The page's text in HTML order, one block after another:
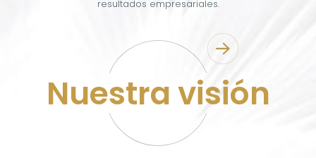
resultados empresariales.
Nuestra visión